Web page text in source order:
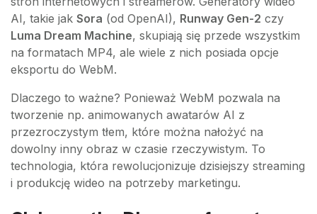
AI, takie jak Sora (od OpenAI), Runway Gen-2 czy
Luma Dream Machine, skupiają się przede wszystkim
na formatach MP4, ale wiele z nich posiada opcje
eksportu do WebM.
Dlaczego to ważne? Ponieważ WebM pozwala na
tworzenie np. animowanych awatarów AI z
przezroczystym tłem, które można nałożyć na
dowolny inny obraz w czasie rzeczywistym. To
technologia, która rewolucjonizuje dzisiejszy streaming
i produkcję wideo na potrzeby marketingu.